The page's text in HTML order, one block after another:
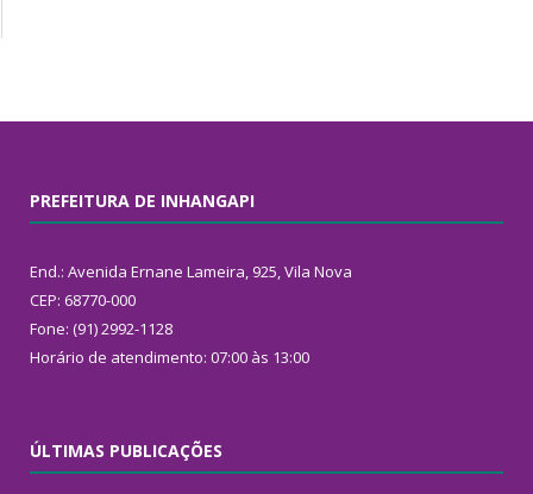
PREFEITURA DE INHANGAPI
End.: Avenida Ernane Lameira, 925, Vila Nova
CEP: 68770-000
Fone: (91) 2992-1128
Horário de atendimento: 07:00 às 13:00
ÚLTIMAS PUBLICAÇÕES